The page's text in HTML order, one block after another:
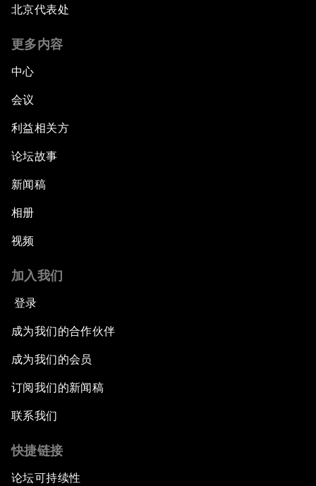
北京代表处
更多内容
中心
会议
利益相关方
论坛故事
新闻稿
相册
视频
加入我们
登录
成为我们的合作伙伴
成为我们的会员
订阅我们的新闻稿
联系我们
快捷链接
论坛可持续性